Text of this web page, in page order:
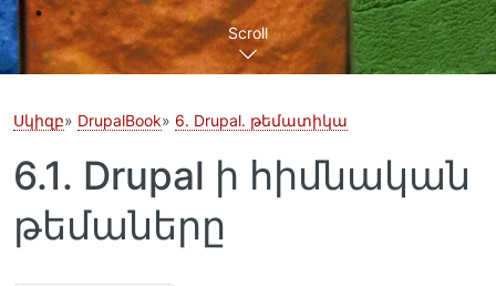
Scroll
Սկիզբ DrupalBook 6. Drupal. թեմատիկա
6.1. Drupal ի հիմնական
թեմաները